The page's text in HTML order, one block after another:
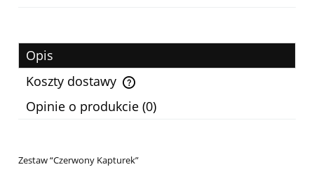
Opis
Koszty dostawy
Cena nie zawiera ewentualnych kosztów płatności
Opinie o produkcie (0)
Zestaw “Czerwony Kapturek”